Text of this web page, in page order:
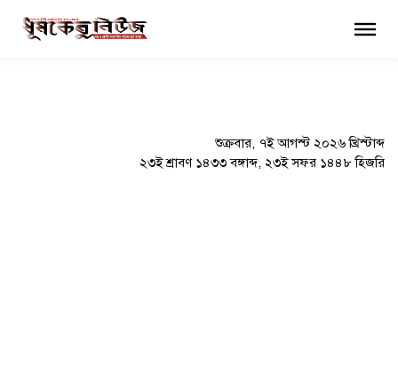
শুক্রবার, ৭ই আগস্ট ২০২৬ খ্রিস্টাব্দ
২৩ই শ্রাবণ ১৪৩৩ বঙ্গাব্দ, ২৩ই সফর ১৪৪৮ হিজরি
×